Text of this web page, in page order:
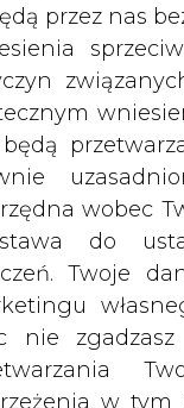
wobec
do
Twoje
nie
w tym
nam
i obniżenia
70 mln